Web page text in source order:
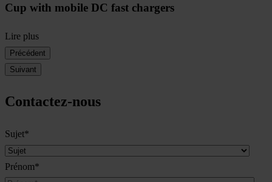
Cup with mobile DC fast chargers
Lire plus
Précédent
Suivant
Contactez-nous
Sujet*
Prénom*